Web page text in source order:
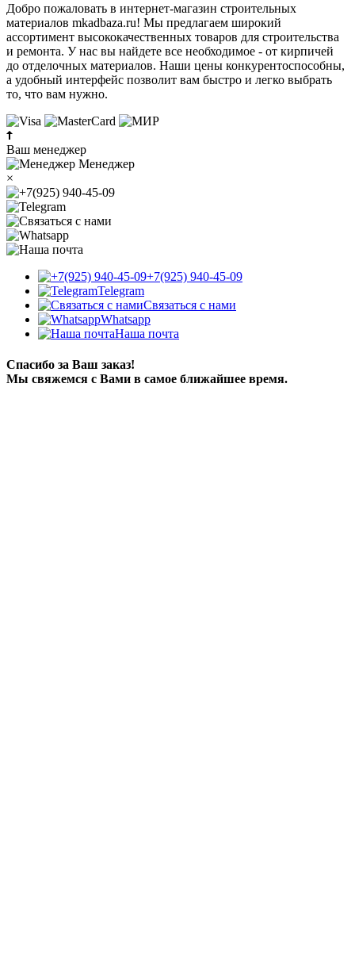
Добро пожаловать в интернет-магазин строительных
материалов mkadbaza.ru! Мы предлагаем широкий
ассортимент высококачественных товаров для строительства
и ремонта. У нас вы найдете все необходимое - от кирпичей
до отделочных материалов. Наши цены конкурентоспособны,
а удобный интерфейс позволит вам быстро и легко выбрать
то, что вам нужно.
Ваш менеджер
Менеджер
×
+7(925) 940-45-09
Telegram
Связаться с нами
Whatsapp
Наша почта
Спасибо за Ваш заказ!
Мы свяжемся с Вами в самое ближайшее время.